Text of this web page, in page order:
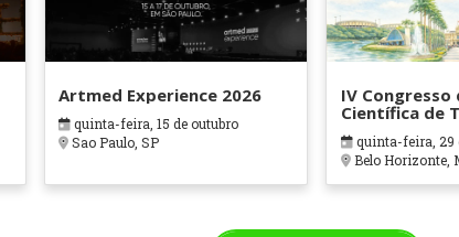
Artmed Experience 2026
quinta-feira, 15 de outubro
Sao Paulo, SP
IV Congresso
Científica de
Ocupacional
Hospitalares e
Paliativos -
quinta-feira, 29
Belo Horizonte,